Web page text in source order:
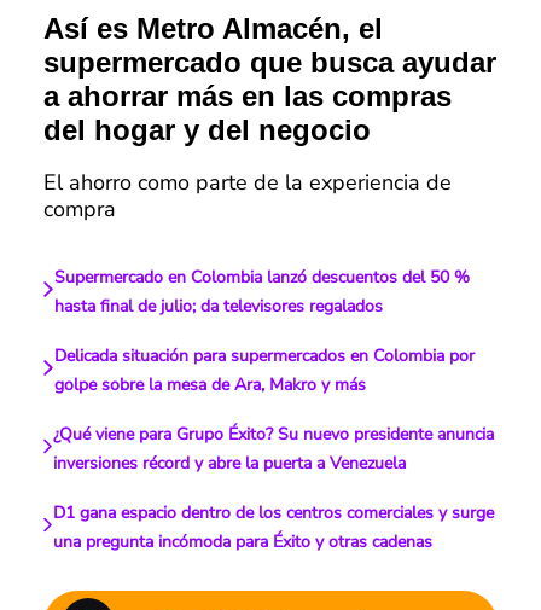
Así es Metro Almacén, el
supermercado que busca ayudar
a ahorrar más en las compras
del hogar y del negocio
El ahorro como parte de la experiencia de
compra
Supermercado en Colombia lanzó descuentos del 50 %
hasta final de julio; da televisores regalados
Delicada situación para supermercados en Colombia por
golpe sobre la mesa de Ara, Makro y más
¿Qué viene para Grupo Éxito? Su nuevo presidente anuncia
inversiones récord y abre la puerta a Venezuela
D1 gana espacio dentro de los centros comerciales y surge
una pregunta incómoda para Éxito y otras cadenas